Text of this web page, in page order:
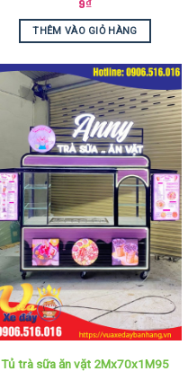
9₫
THÊM VÀO GIỎ HÀNG
Tủ trà sữa ăn vặt 2Mx70x1M95